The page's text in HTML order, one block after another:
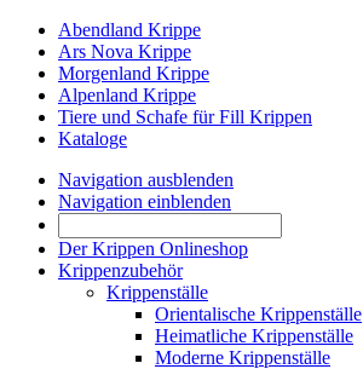
Abendland Krippe
Ars Nova Krippe
Morgenland Krippe
Alpenland Krippe
Tiere und Schafe für Fill Krippen
Kataloge
Navigation ausblenden
Navigation einblenden
Der Krippen Onlineshop
Krippenzubehör
Krippenställe
Orientalische Krippenställe
Heimatliche Krippenställe
Moderne Krippenställe